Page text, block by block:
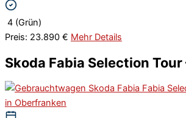
4 (Grün)
Preis: 23.890 € Mehr Details
Skoda Fabia Selection Tour